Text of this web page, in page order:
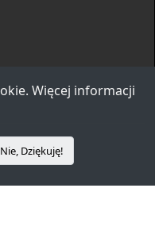
Więcej informacji
Nie, Dziękuję!